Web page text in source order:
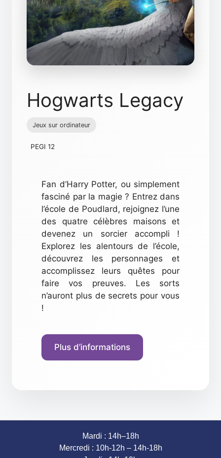
Hogwarts Legacy
Jeux sur ordinateur
PEGI 12
Fan d’Harry Potter, ou simplement
fasciné par la magie ? Entrez dans
l’école de Poudlard, rejoignez l’une
des quatre célèbres maisons et
devenez un sorcier accompli !
Explorez les alentours de l’école,
découvrez les personnages et
accomplissez leurs quêtes pour
faire vos preuves. Les sorts
n’auront plus de secrets pour vous
!
Plus d’informations
Mardi : 14h–18h
Mercredi : 10h-12h – 14h-18h